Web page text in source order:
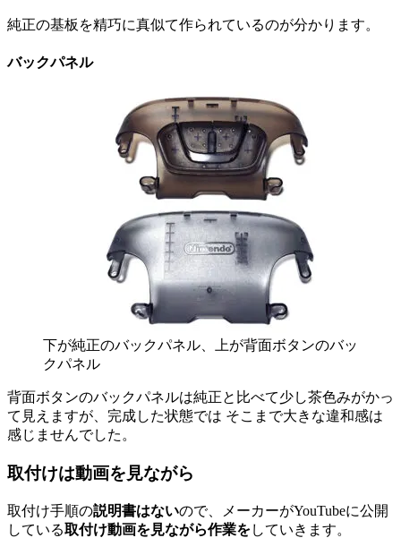
純正の基板を精巧に真似て作られているのが分かります。
バックパネル
下が純正のバックパネル、上が背面ボタンのバッ
クパネル
背面ボタンのバックパネルは純正と比べて少し茶色みがかっ
て見えますが、完成した状態では そこまで大きな違和感は
感じませんでした。
取付けは動画を見ながら
取付け手順の説明書はないので、メーカーがYouTubeに公開
している取付け動画を見ながら作業をしていきます。